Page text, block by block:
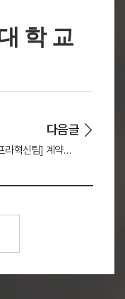
학 교
다음글
[정보인프라혁신팀] 계약직원 채용 공고